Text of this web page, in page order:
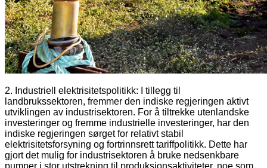
2. Industriell elektrisitetspolitikk: I tillegg til
landbrukssektoren, fremmer den indiske regjeringen aktivt
utviklingen av industrisektoren. For å tiltrekke utenlandske
investeringer og fremme industrielle investeringer, har den
indiske regjeringen sørget for relativt stabil
elektrisitetsforsyning og fortrinnsrett tariffpolitikk. Dette har
gjort det mulig for industrisektoren å bruke nedsenkbare
pumper i stor utstrekning til produksjonsaktiviteter, noe som